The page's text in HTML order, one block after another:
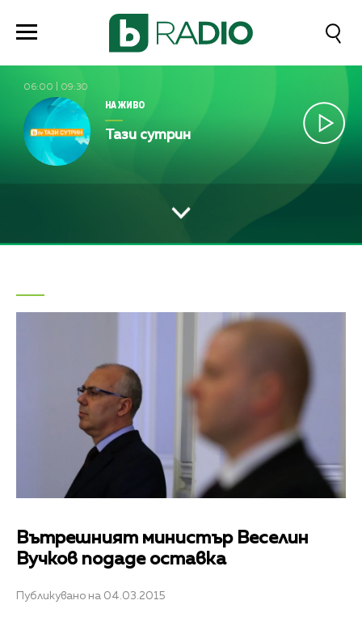
06:00 09:30
НА ЖИВО
Тази сутрин
Вътрешният министър Веселин
Вучков подаде оставка
Публикувано на 04.03.2015